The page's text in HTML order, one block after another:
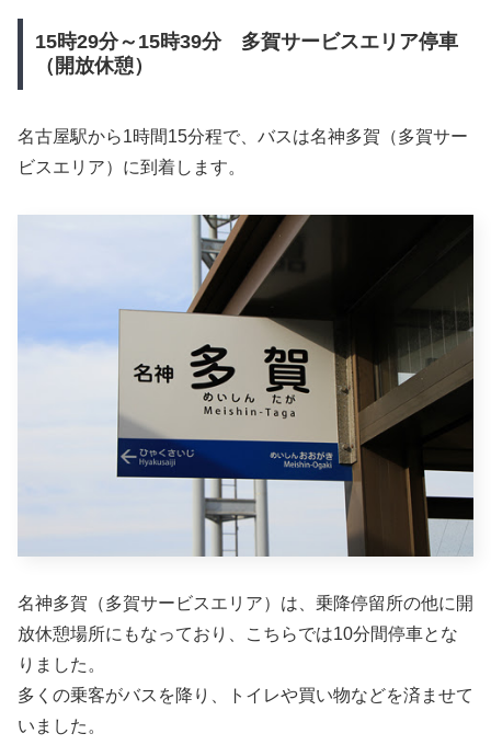
15時29分～15時39分 多賀サービスエリア停車
（開放休憩）
名古屋駅から1時間15分程で、バスは名神多賀（多賀サー
ビスエリア）に到着します。
名神多賀（多賀サービスエリア）は、乗降停留所の他に開
放休憩場所にもなっており、こちらでは10分間停車とな
りました。
多くの乗客がバスを降り、トイレや買い物などを済ませて
いました。